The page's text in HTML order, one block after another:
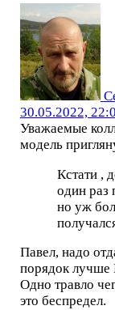
30.05.2022,
Уважаемые
модель
Кстати ,
один раз
но уж
Павел, надо
порядок лучше
Одно травло
это беспредел.